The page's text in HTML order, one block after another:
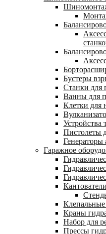
Бустеры
Станки для
Ванны для
Клетки для
Устройства
Пистолеты
Генераторы
Гаражное
Клепальные
Краны
Набор для
Прессы